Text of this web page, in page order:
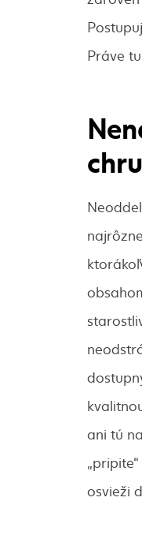
Práve
ani tú
osvieži